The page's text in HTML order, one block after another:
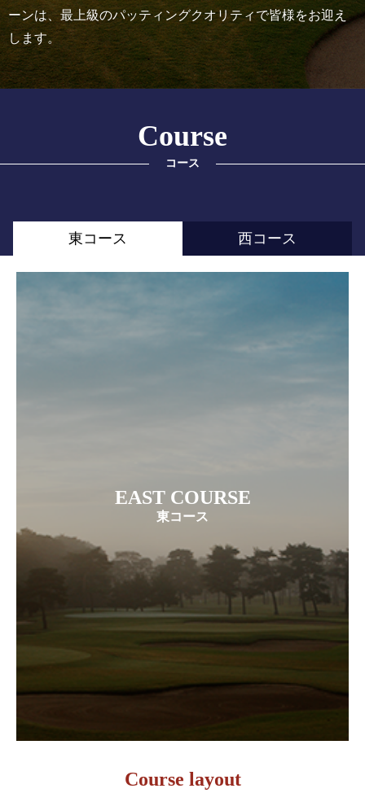
ーンは、最上級のパッティングクオリティで皆様をお迎え
します。
Course
コース
東コース 西コース
EAST COURSE
東コース
Course layout